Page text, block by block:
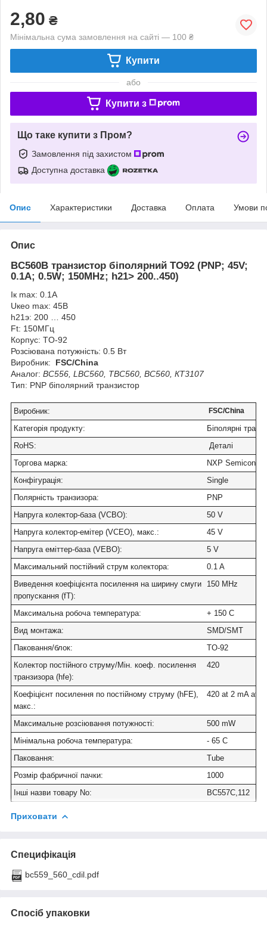
2,80 ₴
Мінімальна сума замовлення на сайті — 100 ₴
Купити
або
Купити з
Що таке купити з Пром?
Замовлення під захистом
Доступна доставка
Опис Характеристики Доставка Оплата Умови
Опис
BC560B транзистор біполярний TO92 (PNP; 45V;
0.1А; 0.5W; 150MHz; h21> 200..450)
Iк max: 0.1А
Uкео max: 45В
h21э: 200 … 450
Ft: 150МГц
Корпус: TO-92
Розсіювана потужність: 0.5 Вт
Виробник:
FSC/China
Аналог: BC556, LBC560, TBC560, BC560, КТ3107
Тип: PNP біполярний транзистор
Виробник: FSC/China
Категорія продукту:
Біполярні
RoHS:
Деталі
Торгова марка:
NXP
Конфігурація:
Single
Полярність транзизора:
PNP
Напруга колектор-база (VCBO):
50 V
Напруга колектор-емітер (VCEO), макс. :
45 V
Напруга еміттер-база (VEBO):
5 V
Максимальний постійний струм колектора:
0.1 A
Виведення коефіцієнта посилення на ширину смуги
пропускання (fT):
150 MHz
Максимальна робоча температура:
+ 150 C
Вид монтажа:
SMD/SMT
Паковання/блок:
TO-92
Колектор постійного струму/Мін. коеф. посилення
транзизора (hfe):
420
Коефіцієнт посилення по постійному струму (hFE),
макс. :
420 at 2 mA at 5
Максимальне розсіювання потужності:
500 mW
Мінімальна робоча температура:
- 65 C
Паковання:
Tube
Розмір фабричної пачки:
1000
Інші назви товару No: BC557C,112
Приховати
Специфікація
bc559_560_cdil.pdf
Спосіб упаковки